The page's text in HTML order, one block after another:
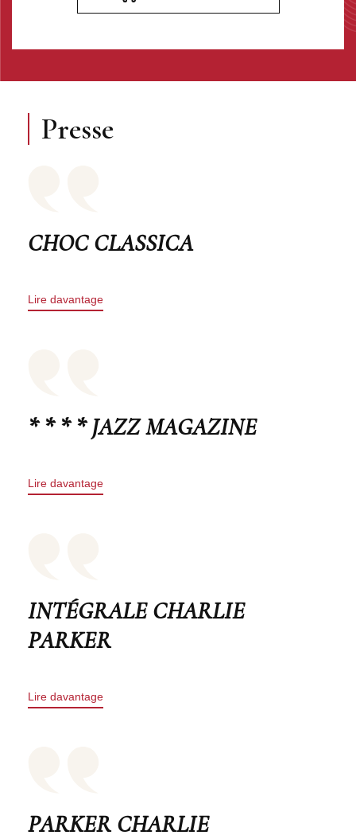
Presse
CHOC CLASSICA
Lire davantage
* * * * JAZZ MAGAZINE
Lire davantage
INTÉGRALE CHARLIE
PARKER
Lire davantage
PARKER CHARLIE